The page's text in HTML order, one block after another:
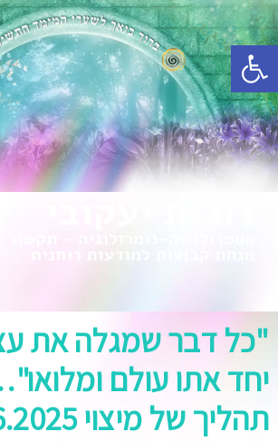
פתח סרגל נגישות
"כל דבר שמגלה את
יחד אתו עולם
תהליך של מיצוי 12.6.2025